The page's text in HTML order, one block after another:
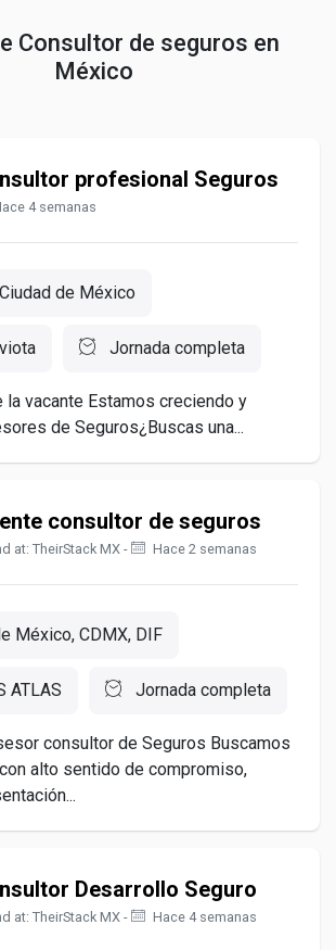
Consultor de seguros en
México
profesional Seguros
4 semanas
de México
Jornada completa
la vacante Estamos creciendo y
de Seguros¿Buscas una...
consultor de seguros
at: TheirStack MX - Hace 2 semanas
México, CDMX, DIF
ATLAS Jornada completa
consultor de Seguros Buscamos
alto sentido de compromiso,
Desarrollo Seguro
at: TheirStack MX - Hace 4 semanas